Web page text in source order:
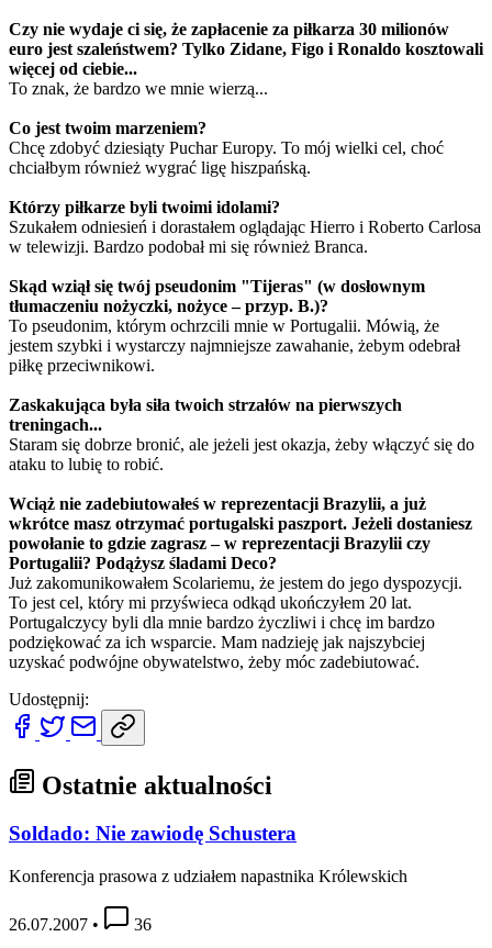
Czy nie wydaje ci się, że zapłacenie za piłkarza 30 milionów
euro jest szaleństwem? Tylko Zidane, Figo i Ronaldo kosztowali
więcej od ciebie...
To znak, że bardzo we mnie wierzą...
Co jest twoim marzeniem?
Chcę zdobyć dziesiąty Puchar Europy. To mój wielki cel, choć
chciałbym również wygrać ligę hiszpańską.
Którzy piłkarze byli twoimi idolami?
Szukałem odniesień i dorastałem oglądając Hierro i Roberto Carlosa
w telewizji. Bardzo podobał mi się również Branca.
Skąd wziął się twój pseudonim "Tijeras" (w dosłownym
tłumaczeniu nożyczki, nożyce – przyp. B.)?
To pseudonim, którym ochrzcili mnie w Portugalii. Mówią, że
jestem szybki i wystarczy najmniejsze zawahanie, żebym odebrał
piłkę przeciwnikowi.
Zaskakująca była siła twoich strzałów na pierwszych
treningach...
Staram się dobrze bronić, ale jeżeli jest okazja, żeby włączyć się do
ataku to lubię to robić.
Wciąż nie zadebiutowałeś w reprezentacji Brazylii, a już
wkrótce masz otrzymać portugalski paszport. Jeżeli dostaniesz
powołanie to gdzie zagrasz – w reprezentacji Brazylii czy
Portugalii? Podążysz śladami Deco?
Już zakomunikowałem Scolariemu, że jestem do jego dyspozycji.
To jest cel, który mi przyświeca odkąd ukończyłem 20 lat.
Portugalczycy byli dla mnie bardzo życzliwi i chcę im bardzo
podziękować za ich wsparcie. Mam nadzieję jak najszybciej
uzyskać podwójne obywatelstwo, żeby móc zadebiutować.
Udostępnij:
Ostatnie aktualności
Soldado: Nie zawiodę Schustera
Konferencja prasowa z udziałem napastnika Królewskich
26.07.2007 • 36